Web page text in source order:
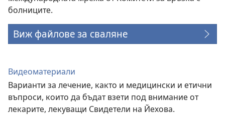
болниците.
Виж файлове за сваляне
Видеоматериали
Варианти за лечение, както и медицински и етични
въпроси, които да бъдат взети под внимание от
лекарите, лекуващи Свидетели на Йехова.